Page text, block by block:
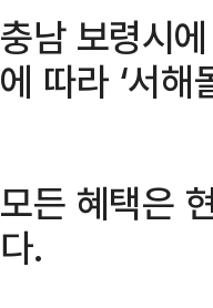
충남 보령시
에 따라 ‘서
모든 혜택은
다.